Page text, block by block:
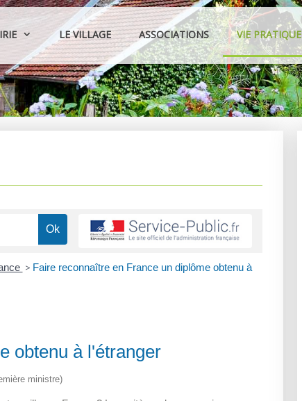
LE VILLAGE ASSOCIATIONS VIE PRATIQUE
> Faire reconnaître en France un diplôme obtenu à
obtenu à l'étranger
ministre)